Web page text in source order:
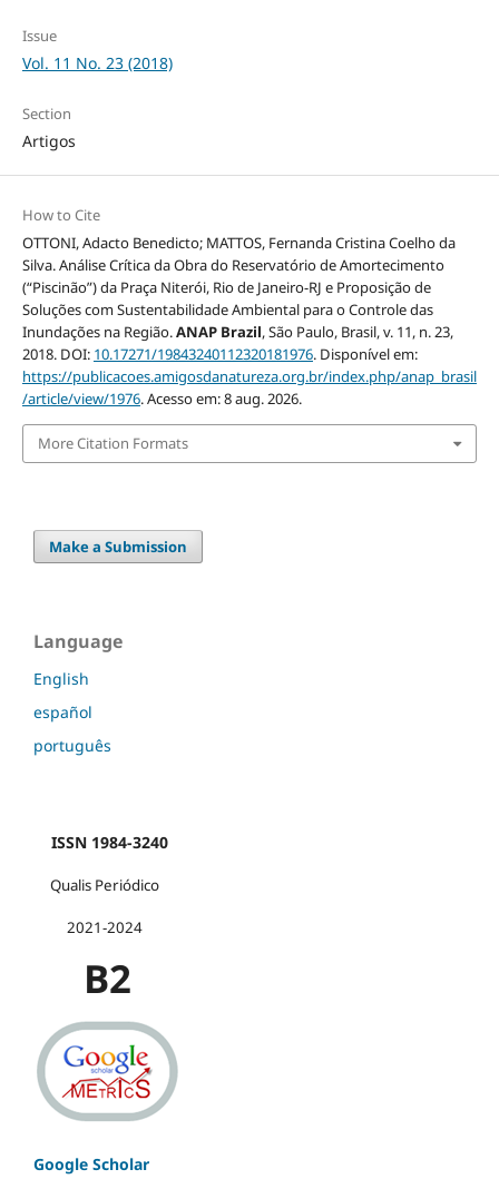
Issue
Vol. 11 No. 23 (2018)
Section
Artigos
How to Cite
OTTONI, Adacto Benedicto; MATTOS, Fernanda Cristina Coelho da
Silva. Análise Crítica da Obra do Reservatório de Amortecimento
(“Piscinão”) da Praça Niterói, Rio de Janeiro-RJ e Proposição de
Soluções com Sustentabilidade Ambiental para o Controle das
Inundações na Região.ANAP Brazil, São Paulo, Brasil, v. 11, n. 23,
2018. DOI: 10.17271/19843240112320181976. Disponível em:
https://publicacoes.amigosdanatureza.org.br/index.php/anap_brasil
/article/view/1976. Acesso em: 8 aug. 2026.
More Citation Formats
Make a Submission
Language
English
español
português
ISSN 1984-3240
Qualis Periódico
2021-2024
B2
Google Scholar